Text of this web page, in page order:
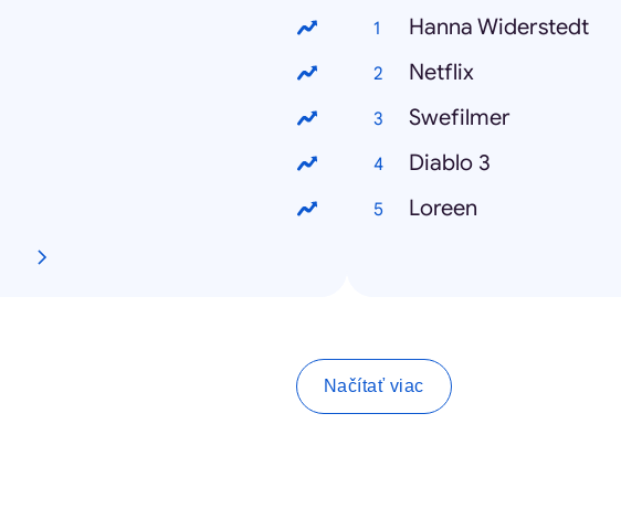
Hanna Widerstedt
Netflix
Swefilmer
Diablo 3
Loreen
Načítať viac